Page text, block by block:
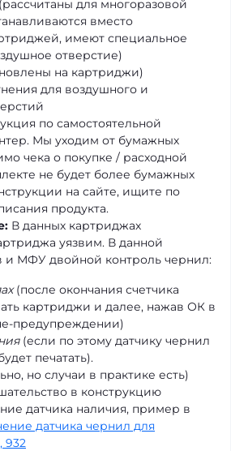
для многоразовой
вместо
имеют специальное
отверстие)
на картриджи)
для воздушного и
по самостоятельной
Мы уходим от бумажных
чека о покупке / расходной
не будет более бумажных
на сайте, ищите по
продукта.
В данных картриджах
уязвим. В данной
и МФУ двойной контроль чернил:
(после окончания счетчика
картриджи и далее, нажав ОК в
предупреждении)
(если по этому датчику чернил
печатать).
но случаи в практике есть)
в конструкцию
датчика наличия, пример в
датчика чернил для
932